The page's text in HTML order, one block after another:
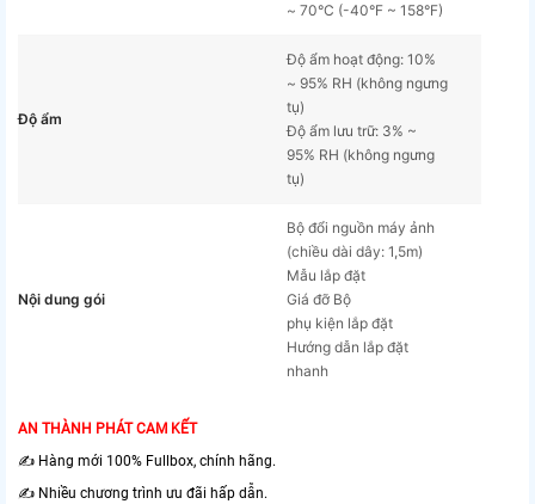
~ 70°C (-40°F ~ 158°F)
Độ ẩm
Độ ẩm hoạt động: 10%
~ 95% RH (không ngưng
tụ)
Độ ẩm lưu trữ: 3% ~
95% RH (không ngưng
tụ)
Nội dung gói
Bộ đổi nguồn máy ảnh
(chiều dài dây: 1,5m)
Mẫu lắp đặt
Giá đỡ Bộ
phụ kiện lắp đặt
Hướng dẫn lắp đặt
nhanh
AN THÀNH PHÁT CAM KẾT
✍️ Hàng mới 100% Fullbox, chính hãng.
✍️ Nhiều chương trình ưu đãi hấp dẫn.